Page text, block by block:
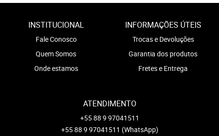
INSTITUCIONAL
Fale Conosco
Quem Somos
Onde estamos
INFORMAÇÕES ÚTEIS
Trocas e Devoluções
Garantia dos produtos
Fretes e Entrega
ATENDIMENTO
+55 88 9 97041511
+55 88 9 97041511 (WhatsApp)